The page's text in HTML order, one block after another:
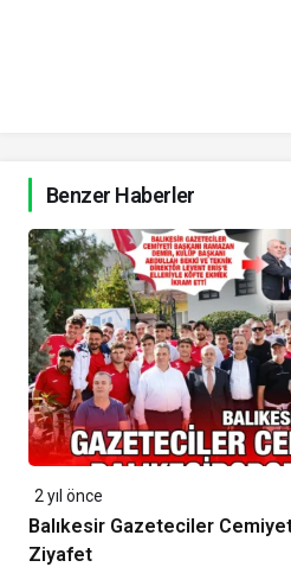
Benzer Haberler
2 yıl önce
Balıkesir Gazeteciler
Ziyafet